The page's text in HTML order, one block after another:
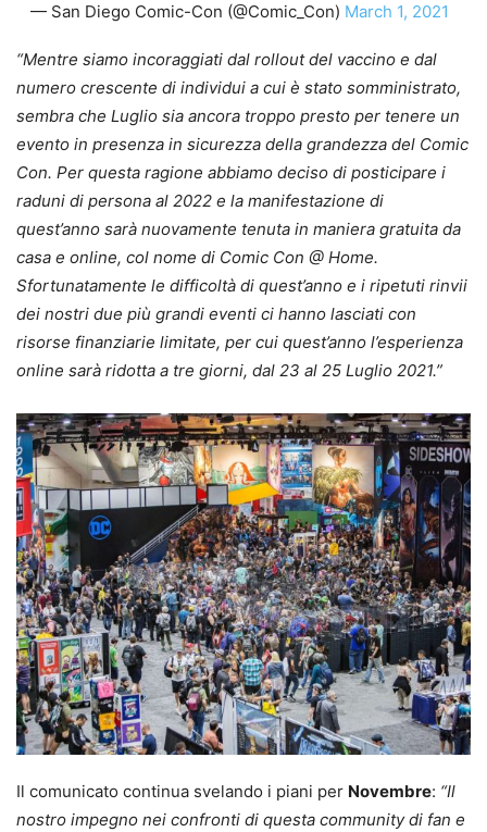
— San Diego Comic-Con (@Comic_Con) March 1, 2021
“Mentre siamo incoraggiati dal rollout del vaccino e dal
numero crescente di individui a cui è stato somministrato,
sembra che Luglio sia ancora troppo presto per tenere un
evento in presenza in sicurezza della grandezza del Comic
Con. Per questa ragione abbiamo deciso di posticipare i
raduni di persona al 2022 e la manifestazione di
quest’anno sarà nuovamente tenuta in maniera gratuita da
casa e online, col nome di Comic Con @ Home.
Sfortunatamente le difficoltà di quest’anno e i ripetuti rinvii
dei nostri due più grandi eventi ci hanno lasciati con
risorse finanziarie limitate, per cui quest’anno l’esperienza
online sarà ridotta a tre giorni, dal 23 al 25 Luglio 2021.”
Il comunicato continua svelando i piani per Novembre: “Il
nostro impegno nei confronti di questa community di fan e